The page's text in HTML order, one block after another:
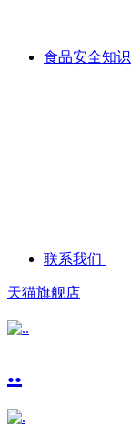
食品安全知识
联系我们
天猫旗舰店
..